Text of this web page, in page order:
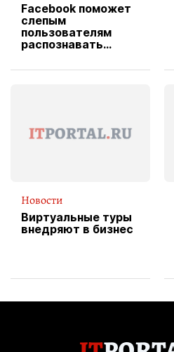
Facebook поможет
слепым
пользователям
распознавать
Новости
Виртуальные туры
внедряют в бизнес